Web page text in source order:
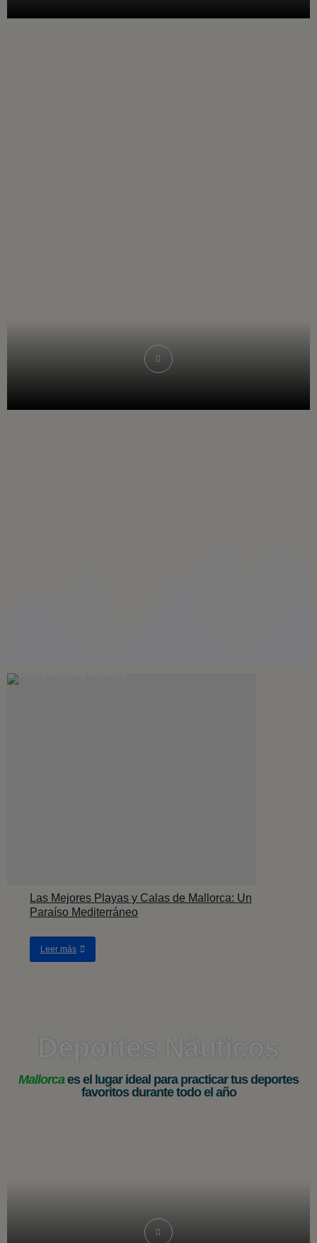
Las Mejores Playas y Calas de Mallorca: Un
Paraíso Mediterráneo
Leer más
Deportes Náuticos
Mallorcaes el lugar ideal para practicar tus deportes
favoritos durante todo el año